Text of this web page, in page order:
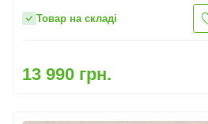
Товар на складі
13 990 грн.